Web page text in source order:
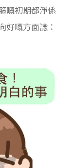
嘅初期都淨係
好嘅方面諗：